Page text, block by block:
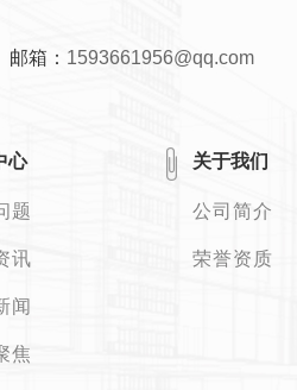
邮箱： 1593661956@qq.com
心
题
讯
闻
焦
关于我们
公司简介
荣誉资质